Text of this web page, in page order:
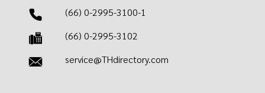
(66) 0-2995-3100-1
(66) 0-2995-3102
service@THdirectory.com